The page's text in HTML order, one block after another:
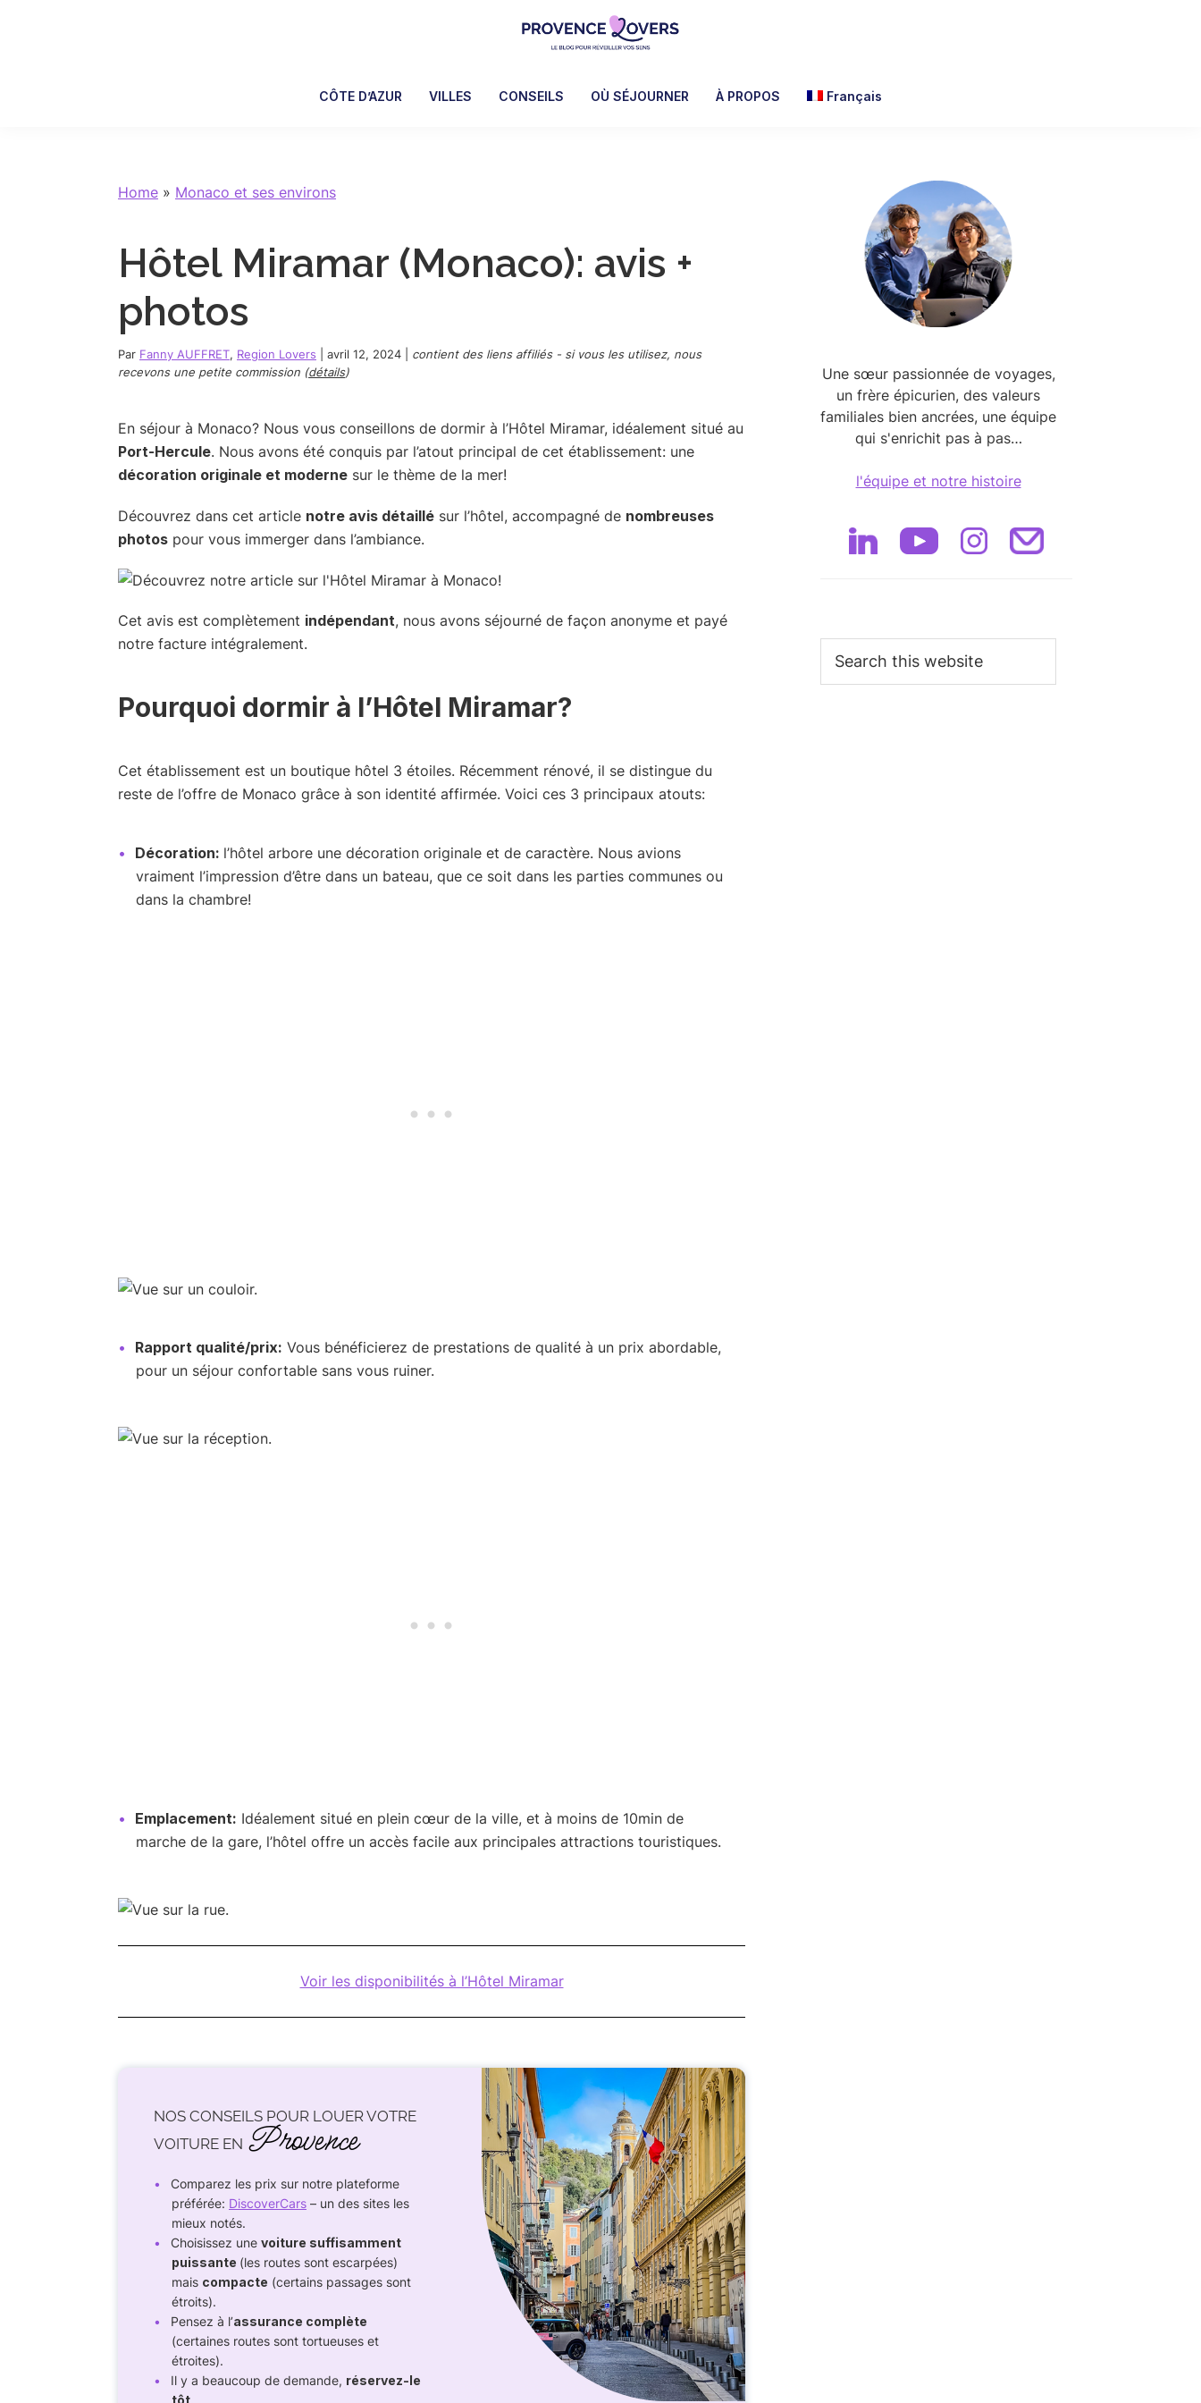
Lovers
réveiller
blog
de
Manu
CÔTE D’AZUR VILLES CONSEILS OÙ SÉJOURNER À PROPOS Français
Home » Monaco et ses environs
Hôtel Miramar (Monaco): avis +
photos
Par Fanny AUFFRET, Region Lovers avril 12, 2024
contient des liens affiliés - si vous les utilisez, nous
recevons une petite commission (détails)
En séjour à Monaco? Nous vous conseillons de dormir à l’Hôtel Miramar, idéalement situé au
Port-Hercule. Nous avons été conquis par l’atout principal de cet établissement: une
décoration originale et moderne sur le thème de la mer!
Découvrez dans cet article notre avis détaillé sur l’hôtel, accompagné de nombreuses
photos pour vous immerger dans l’ambiance.
Cet avis est complètement indépendant, nous avons séjourné de façon anonyme et payé
notre facture intégralement.
Pourquoi dormir à l’Hôtel Miramar?
Cet établissement est un boutique hôtel 3 étoiles. Récemment rénové, il se distingue du
reste de l’offre de Monaco grâce à son identité affirmée. Voici ces 3 principaux atouts:
Décoration: l’hôtel arbore une décoration originale et de caractère. Nous avions
vraiment l’impression d’être dans un bateau, que ce soit dans les parties communes ou
dans la chambre!
Rapport qualité/prix: Vous bénéficierez de prestations de qualité à un prix abordable,
pour un séjour confortable sans vous ruiner.
Emplacement: Idéalement situé en plein cœur de la ville, et à moins de 10min de
marche de la gare, l’hôtel offre un accès facile aux principales attractions touristiques.
Voir les disponibilités à l’Hôtel Miramar
NOS CONSEILS POUR LOUER VOTRE
VOITURE EN Provence
Comparez les prix sur notre plateforme
préférée: DiscoverCars – un des sites les
mieux notés.
Choisissez une voiture suffisamment
puissante (les routes sont escarpées)
mais compacte (certains passages sont
étroits).
Pensez à l’assurance complète
(certaines routes sont tortueuses et
étroites).
Il y a beaucoup de demande, réservez-le
tôt.
Primary
Sidebar
Une sœur passionnée de voyages,
un frère épicurien, des valeurs
familiales bien ancrées, une équipe
qui s'enrichit pas à pas…
l'équipe et notre histoire
this